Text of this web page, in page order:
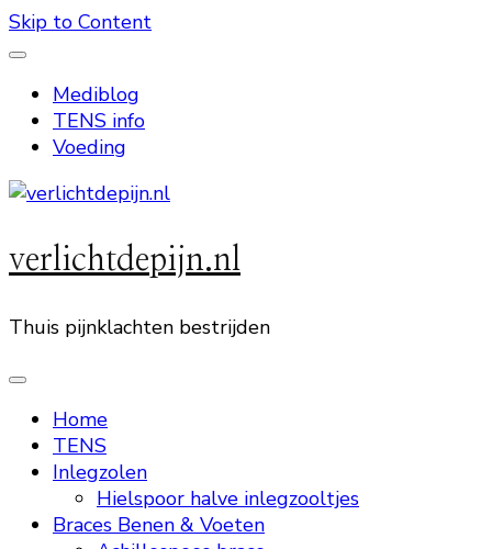
Skip to Content
Mediblog
TENS info
Voeding
verlichtdepijn.nl
Thuis pijnklachten bestrijden
Home
TENS
Inlegzolen
Hielspoor halve inlegzooltjes
Braces Benen & Voeten